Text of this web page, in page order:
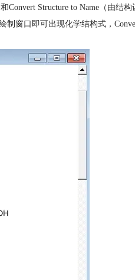
Convert Structure to Name（由结
窗口即可出现化学结构式，